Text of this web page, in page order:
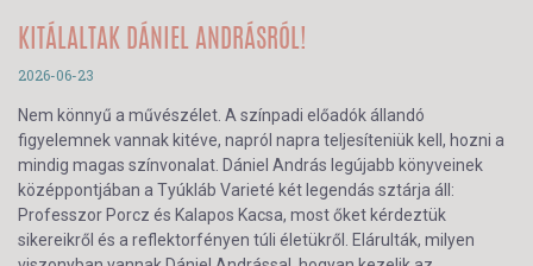
KITÁLALTAK DÁNIEL ANDRÁSRÓL!
2026-06-23
Nem könnyű a művészélet. A színpadi előadók állandó
figyelemnek vannak kitéve, napról napra teljesíteniük kell, hozni a
mindig magas színvonalat. Dániel András legújabb könyveinek
középpontjában a Tyúkláb Varieté két legendás sztárja áll:
Professzor Porcz és Kalapos Kacsa, most őket kérdeztük
sikereikről és a reflektorfényen túli életükről. Elárulták, milyen